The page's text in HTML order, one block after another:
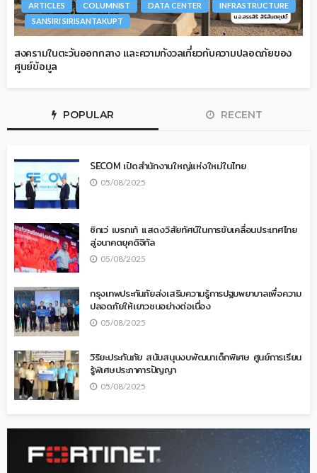
ARTICLES COLUMNIST DATA CENTER
INFRASTRUCTURE
SANSIRI SIRISANTAKUPT
สงครามในตะวันออกกลาง และความกังวลเกี่ยวกับความปลอดภัยของ
ศูนย์ข้อมูล
POPULAR RECENT
SECOM เปิดสำนักงานใหญ่แห่งใหม่ในไทย
05/08/2025
ซิกเว่ เบรกเก้ แสดงวิสัยทัศน์ในการขับเคลื่อนประเทศไทย
สู่อนาคตยุคดิจิทัล
05/08/2025
กรุงเทพประกันภัยส่งเสริมความรู้การปฐมพยาบาลเพื่อความ
ปลอดภัยให้เยาวชนอย่างต่อเนื่อง
05/08/2025
วิริยะประกันภัย สนับสนุนงบพัฒนาเด็กพิเศษ ศูนย์การเรียน
รู้พิเศษประภาคารปัญญา
05/08/2025